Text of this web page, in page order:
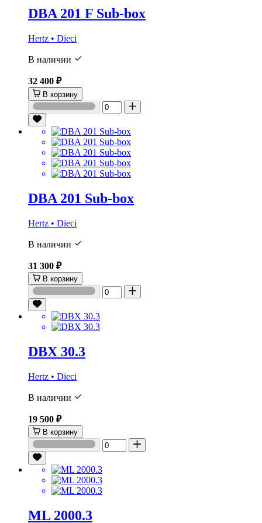
DBA 201 F Sub-box
Hertz • Dieci
В наличии
32 400 ₽
В корзину
DBA 201 Sub-box
Hertz • Dieci
В наличии
31 300 ₽
В корзину
DBX 30.3
Hertz • Dieci
В наличии
19 500 ₽
В корзину
ML 2000.3